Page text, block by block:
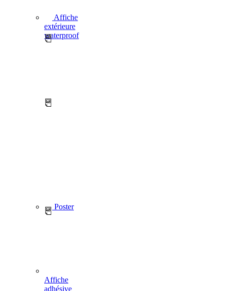
Affiche
extérieure
waterproof
Affiche
adhésive
Poster